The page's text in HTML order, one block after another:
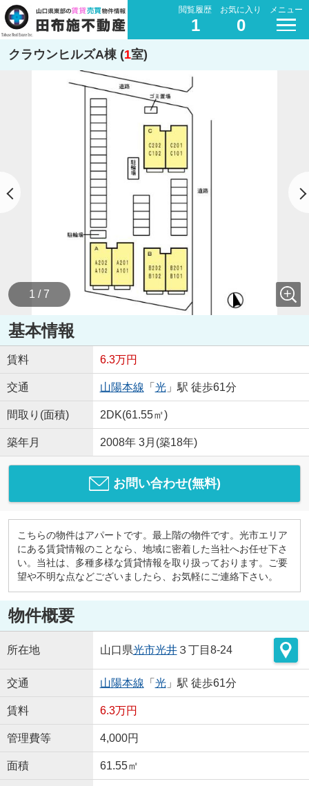
閲覧履歴
1
お気に入り
0
メニュー
クラウンヒルズA棟 (1室)
1 / 7
基本情報
賃料 6.3万円
交通 山陽本線 「 光」駅 徒歩61分
間取り(面積) 2DK(61.55㎡)
築年月 2008年 3月(築18年)
お問い合わせ(無料)
こちらの物件はアパートです。最上階の物件です。光市エリア
にある賃貸情報のことなら、地域に密着した当社へお任せ下さ
い。当社は、多種多様な賃貸情報を取り扱っております。ご要
望や不明な点などございましたら、お気軽にご連絡下さい。
物件概要
所在地 山口県光市光井３丁目8-24
交通 山陽本線 「 光」駅 徒歩61分
賃料 6.3万円
管理費等 4,000円
面積 61.55㎡